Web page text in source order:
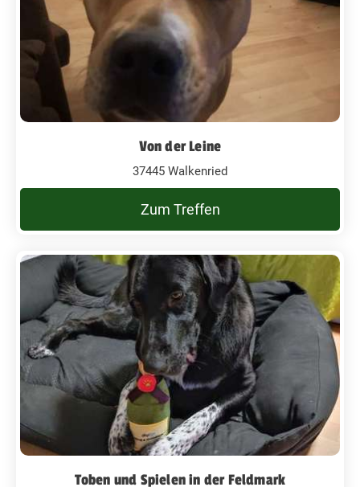
Von der Leine
37445 Walkenried
Zum Treffen
Toben und Spielen in der Feldmark